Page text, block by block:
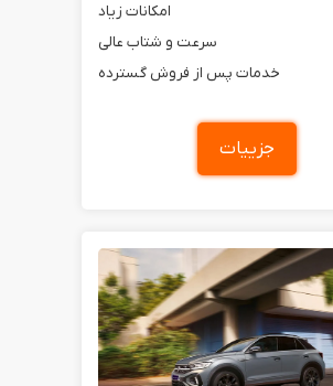
امکانات زیاد
سرعت و شتاب عالی
خدمات پس از فروش گسترده
جزییات